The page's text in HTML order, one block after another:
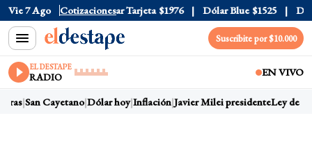
Vie 7 Ago Cotizaciones
Oficial $1520 Dólar Tarjeta $1976 Dólar Blue $1525 Dólar
Suscribite por $10.000
EL DESTAPE
RADIO EN VIVO
San Cayetano Dólar hoy Inflación Javier Milei presidenteLey de